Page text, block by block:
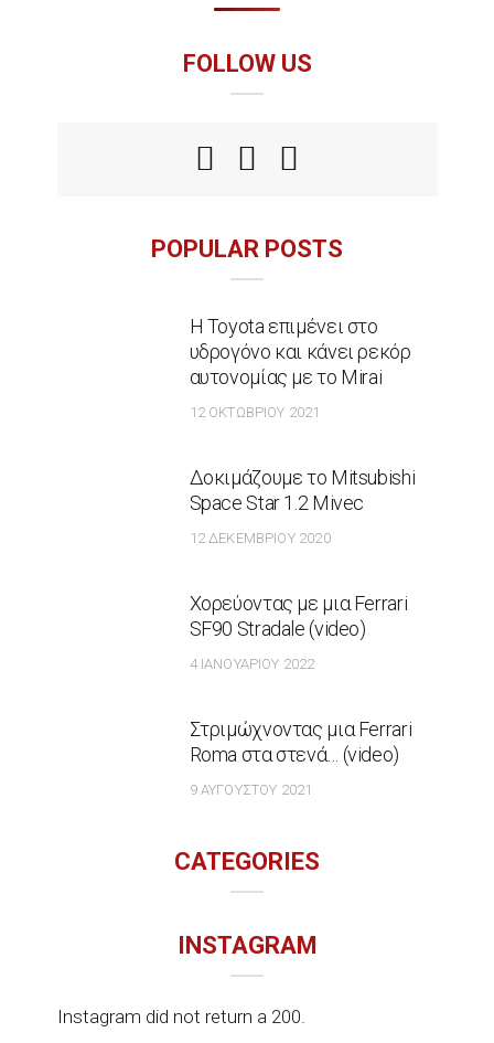
FOLLOW US
POPULAR POSTS
Η Toyota επιμένει στο
υδρογόνο και κάνει ρεκόρ
αυτονομίας με το Mirai
12 ΟΚΤΩΒΡΊΟΥ 2021
Δοκιμάζουμε το Mitsubishi
Space Star 1.2 Mivec
12 ΔΕΚΕΜΒΡΊΟΥ 2020
Χορεύοντας με μια Ferrari
SF90 Stradale (video)
4 ΙΑΝΟΥΑΡΊΟΥ 2022
Στριμώχνοντας μια Ferrari
Roma στα στενά… (video)
9 ΑΥΓΟΎΣΤΟΥ 2021
CATEGORIES
INSTAGRAM
Instagram did not return a 200.